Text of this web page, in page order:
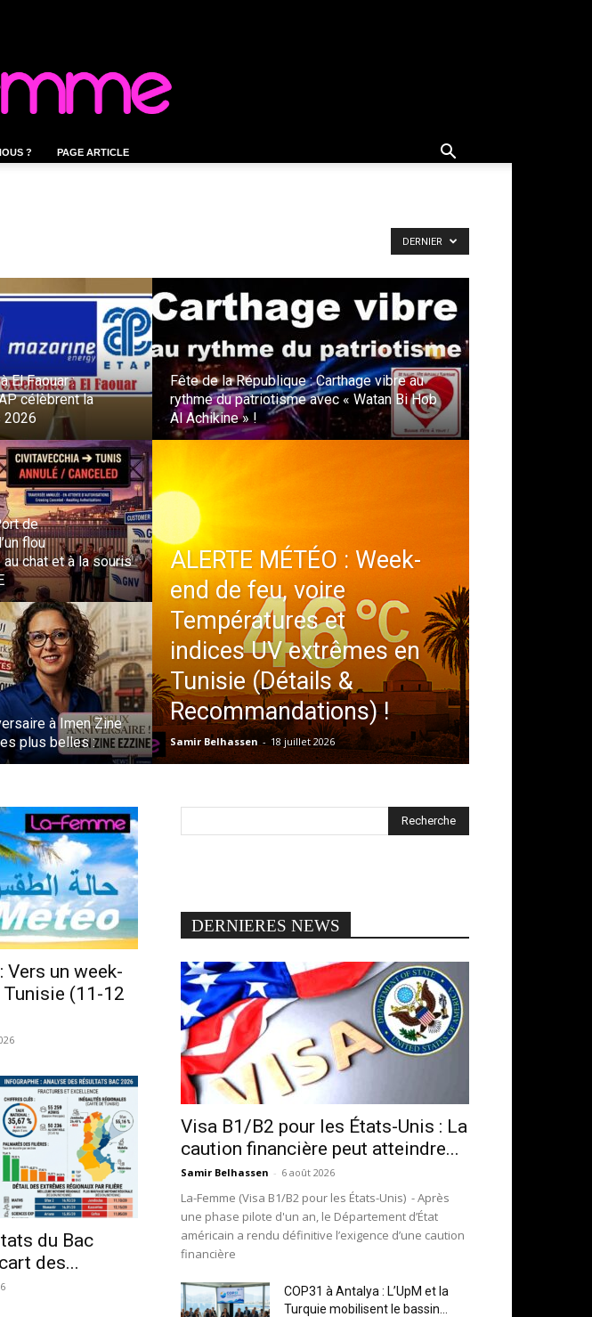
? PAGE ARTICLE
DERNIER
El Faouar :
célèbrent la
2026
de
flou
chat et à la souris
à Imen Zine
plus belles :
Fête de la République : Carthage vibre au
rythme du patriotisme avec « Watan Bi Hob
Al Achikine » !
ALERTE MÉTÉO : Week-
end de feu, voire
Températures et
indices UV extrêmes en
Tunisie (Détails &
Recommandations) !
Samir Belhassen - 18 juillet 2026
un week-
(11-12
du Bac
des...
DERNIERES NEWS
Visa B1/B2 pour les États-Unis : La
caution financière peut atteindre...
Samir Belhassen - 6 août 2026
La-Femme (Visa B1/B2 pour les États-Unis) - Après
une phase pilote d'un an, le Département d’État
américain a rendu définitive l’exigence d’une caution
financière
COP31 à Antalya : L’UpM et la
Turquie mobilisent le bassin...